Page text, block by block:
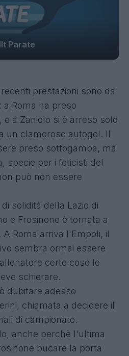
Parate
prestazioni sono da
a Roma ha preso
a Zaniolo si è arreso solo
un clamoroso autogol. Il
preso sottogamba, ma
specie per i feticisti del
può non essere
solidità della Lazio di
e Frosinone è tornata a
Roma arriva l'Empoli, il
sembra ormai essere
certe cose le
schierare.
dubitare adesso
chiamata a decidere il
di campionato.
anche perchè l'ultima
bucare la porta